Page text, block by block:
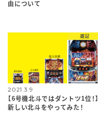
由について
雑記
2021.3.9
【6号機北斗ではダントツ1位！】
新しい北斗をやってみた！